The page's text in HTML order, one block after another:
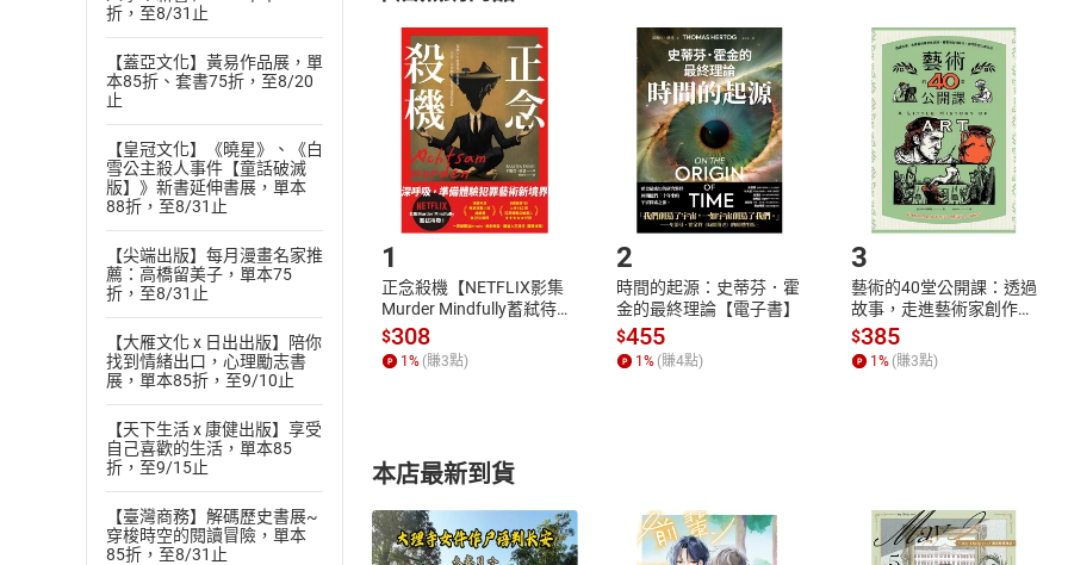
折，至8/31止
【蓋亞文化】黃易作品展，單
本85折、套書75折，至8/20
止
【皇冠文化】《曉星》、《白
雪公主殺人事件【童話破滅
版】》新書延伸書展，單本
88折，至8/31止
【尖端出版】每月漫畫名家推
薦：高橋留美子，單本75
折，至8/31止
【大雁文化 x 日出出版】陪你
找到情緒出口，心理勵志書
展，單本85折，至9/10止
【天下生活 x 康健出版】享受
自己喜歡的生活，單本85
折，至9/15止
【臺灣商務】解碼歷史書展~
穿梭時空的閱讀冒險，單本
85折，至8/31止
且已下載/存取電子書，不得請求退貨退款。
退貨方式：您欲取消訂單或辦理退貨時，請登入樂天市場，並於「我的訂單
貨」，本店鋪將依您的申請進行審核，待審核通過後將為您辦理退款事宜。
請注意，樂天市場須以整筆訂單為單位進行取消/退貨，恕無法以單支商品取
挑選商品
Choose
放入購物車
Shopping cart
登入帳號
Login
購書後，如何開始使用？
Step1.選擇閱讀載具 Step2.登入
1
正念殺機【NETFLIX影集
Murder Mindfully蓄弒待
發】【電子書】
$308
1 % (賺3點)
2
時間的起源：史蒂芬．霍
金的最終理論【電子書】
$455
1 % (賺4點)
3
藝術的40堂公開課：透過
故事，走進藝術家創作現
場，看藝術如何誕生、如
何形塑人類生活【電子
書】
$385
1 % (賺3點)
本店最新到貨